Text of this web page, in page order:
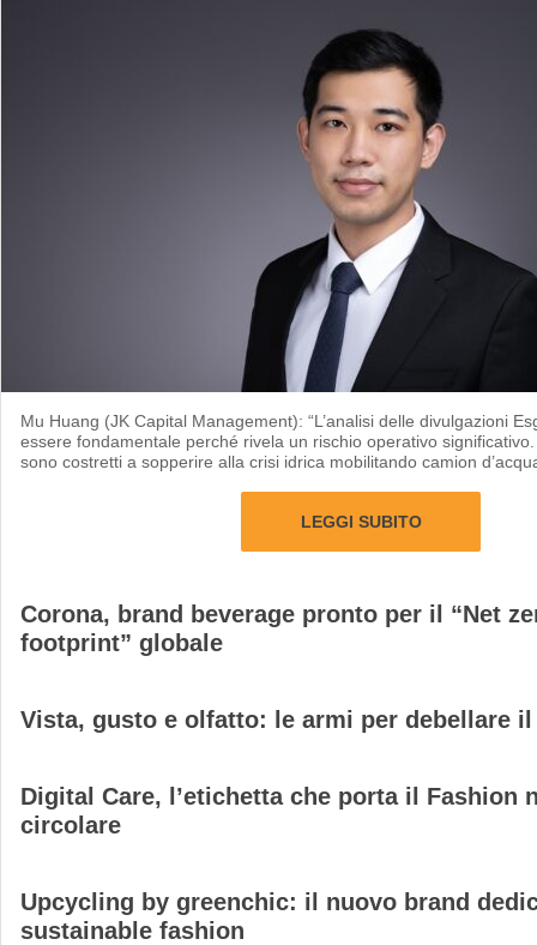
Mu Huang (JK Capital Management): “L’analisi delle divulgazioni
essere fondamentale perché rivela un rischio operativo
sono costretti a sopperire alla crisi idrica mobilitando camion
LEGGI SUBITO
Corona, brand beverage pronto per il “Net
footprint” globale
Vista, gusto e olfatto: le armi per debellare il
Digital Care, l’etichetta che porta il Fashion
circolare
Upcycling by greenchic: il nuovo brand
sustainable fashion